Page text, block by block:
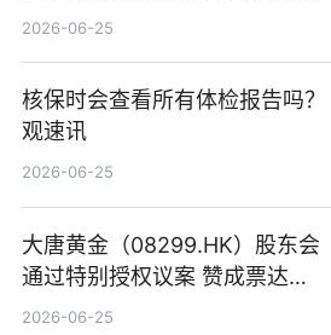
创作工作流进一步提效
2026-06-25
核保时会查看所有体检报告吗？
观速讯
2026-06-25
大唐黄金（08299.HK）股东会
通过特别授权议案 赞成票达
100%_新动态
2026-06-25